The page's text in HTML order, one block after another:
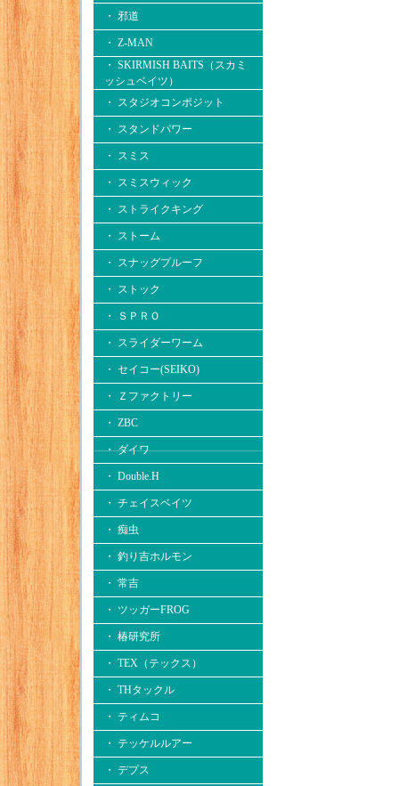
・ 邪道
・ Z-MAN
・ SKIRMISH BAITS（スカミ
ッシュベイツ）
・ スタジオコンポジット
・ スタンドパワー
・ スミス
・ スミスウィック
・ ストライクキング
・ ストーム
・ スナッグプルーフ
・ ストック
・ ＳＰＲＯ
・ スライダーワーム
・ セイコー(SEIKO)
・ Ｚファクトリー
・ ZBC
・ ダイワ
・ Double.H
・ チェイスベイツ
・ 痴虫
・ 釣り吉ホルモン
・ 常吉
・ ツッガーFROG
・ 椿研究所
・ TEX（テックス）
・ THタックル
・ ティムコ
・ テッケルルアー
・ デプス